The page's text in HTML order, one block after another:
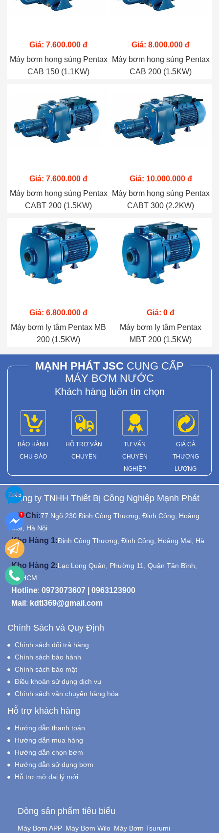
Giá: 7.600.000 đ
Máy bơm họng súng Pentax
CAB 150 (1.1KW)
Giá: 8.000.000 đ
Máy bơm họng súng Pentax
CAB 200 (1.5KW)
Giá: 7.600.000 đ
Máy bơm họng súng Pentax
CABT 200 (1.5KW)
Giá: 10.000.000 đ
Máy bơm họng súng Pentax
CABT 300 (2.2KW)
Giá: 6.800.000 đ
Máy bơm ly tâm Pentax MB
200 (1.5KW)
Giá: 0 đ
Máy bơm ly tâm Pentax
MBT 200 (1.5KW)
MẠNH PHÁT JSC CUNG CẤP
MÁY BƠM NƯỚC
Khách hàng luôn tin chọn
BẢO HÀNH
CHU ĐÁO
HỖ TRỢ VẬN
CHUYỂN
TƯ VẤN
CHUYÊN
NGHIỆP
GIÁ CẢ
THƯƠNG
LƯỢNG
Công ty TNHH Thiết Bị Công Nghiệp Mạnh Phát
Địa Chỉ:77 Ngõ 230 Định Công Thượng, Định Công, Hoàng
Mai, Hà Nội
Kho Hàng 1:Định Công Thượng, Định Công, Hoàng Mai, Hà
Nội
Kho Hàng 2:Lạc Long Quân, Phường 11, Quận Tân Bình,
Tp.HCM
Hotline: 0973073607
0963123900
Mail : kdtl369@gmail.com
Chính Sách và Quy Định
Chính sách đổi trả hàng
Chính sách bảo hành
Chính sách bảo mật
Điều khoản sử dụng dịch vụ
Chính sách vận chuyển hàng hóa
Hỗ trợ khách hàng
Hướng dẫn thanh toán
Hướng dẫn mua hàng
Hướng dẫn chọn bơm
Hướng dẫn sử dụng bơm
Hỗ trợ mở đại lý mới
Dòng sản phẩm tiêu biểu
Máy Bơm APP Máy Bơm Wilo Máy Bơm Tsurumi